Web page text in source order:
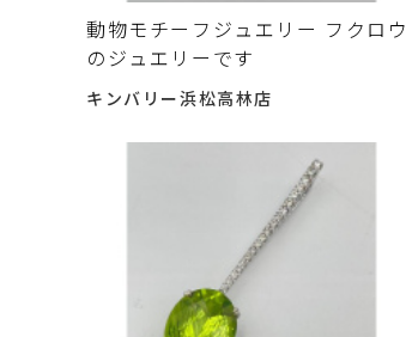
動物モチーフジュエリー フクロウ
のジュエリーです
キンバリー浜松高林店